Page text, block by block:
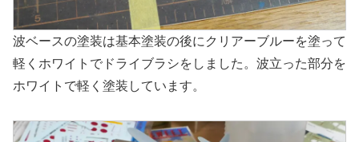
波ベースの塗装は基本塗装の後にクリアーブルーを塗って
軽くホワイトでドライブラシをしました。波立った部分を
ホワイトで軽く塗装しています。